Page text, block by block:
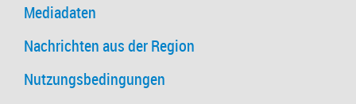
Mediadaten
Nachrichten aus der Region
Nutzungsbedingungen